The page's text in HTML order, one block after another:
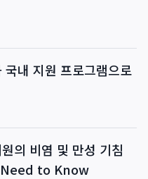
내 지원 프로그램으로
의 비염 및 만성 기침
to Know